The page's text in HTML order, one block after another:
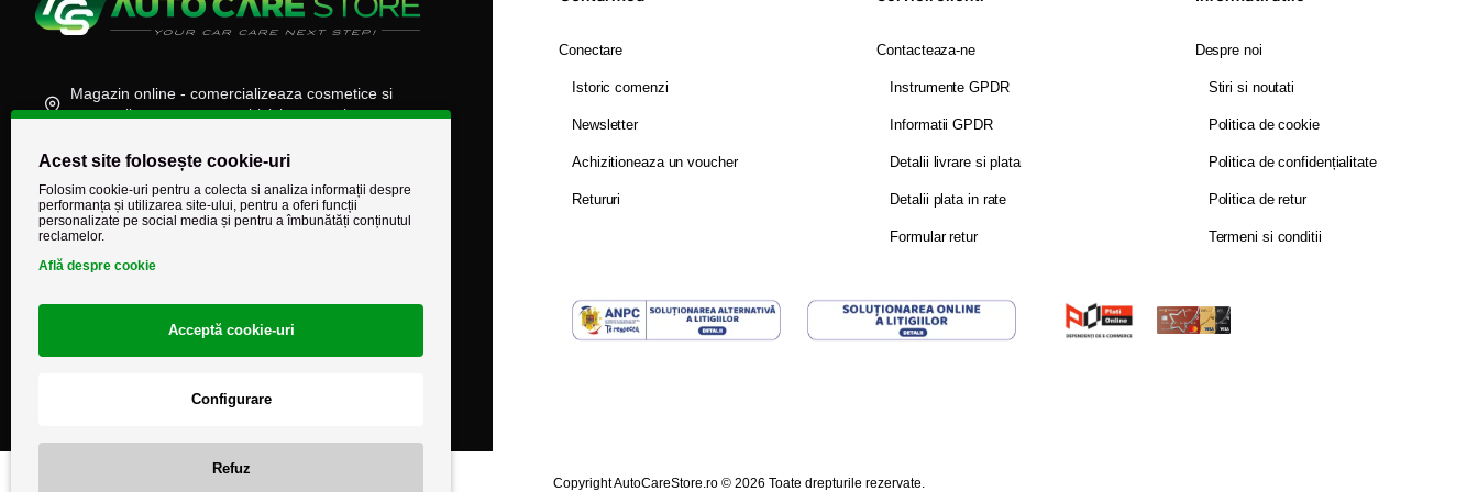
Magazin online - comercializeaza cosmetice si
accesorii auto, moto, atv, biciclete, camioane
(+40) 745 848 890
comenzi@autocarestore.ro
Conectare
Istoric comenzi
Newsletter
Achizitioneaza un voucher
Retururi
Contacteaza-ne
Instrumente GPDR
Informatii GPDR
Detalii livrare si plata
Detalii plata in rate
Formular retur
Despre noi
Stiri si noutati
Politica de cookie
Politica de confidențialitate
Politica de retur
Termeni si conditii
Copyright AutoCareStore.ro © 2026 Toate drepturile rezervate.
Acest site folosește cookie-uri
Folosim cookie-uri pentru a colecta si analiza informații despre
performanța și utilizarea site-ului, pentru a oferi funcții
personalizate pe social media și pentru a îmbunătăți conținutul
reclamelor.
Află despre cookie
Acceptă cookie-uri
Configurare
Refuz